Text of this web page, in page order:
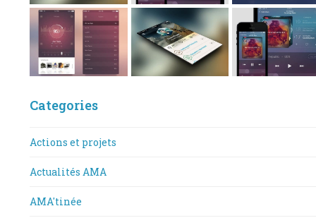
Categories
Actions et projets
Actualités AMA
AMA'tinée